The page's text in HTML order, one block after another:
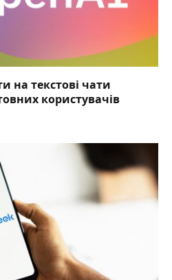
на текстові чати
користувачів